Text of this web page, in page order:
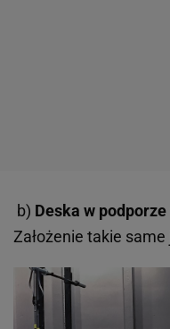
b) Deska w
Założenie takie